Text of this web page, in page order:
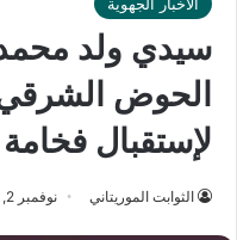
سيدي ولد محمد
الحوض
لإستقبال
الثوابت الموريتاني نوفمبر 2, 2025